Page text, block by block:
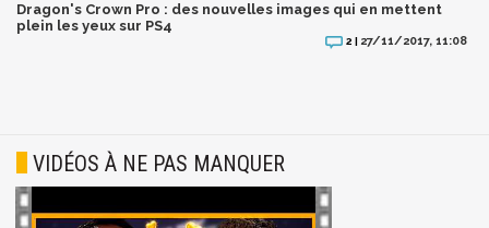
Dragon's Crown Pro : des nouvelles images qui en mettent
plein les yeux sur PS4
2 | 27/11/2017, 11:08
VIDÉOS À NE PAS MANQUER